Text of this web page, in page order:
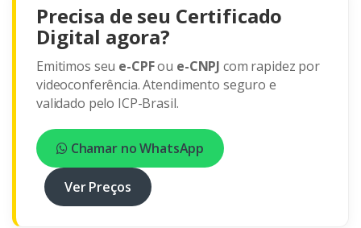
Precisa de seu Certificado
Digital agora?
Emitimos seu e-CPFou e-CNPJ com rapidez por
videoconferência. Atendimento seguro e
validado pelo ICP-Brasil.
Chamar no WhatsApp
Ver Preços